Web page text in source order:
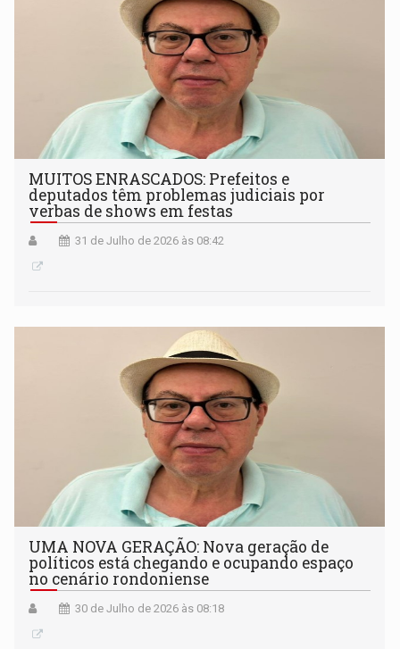
MUITOS ENRASCADOS: Prefeitos e
deputados têm problemas judiciais por
verbas de shows em festas
31 de Julho de 2026 às 08:42
UMA NOVA GERAÇÃO: Nova geração de
políticos está chegando e ocupando espaço
no cenário rondoniense
30 de Julho de 2026 às 08:18